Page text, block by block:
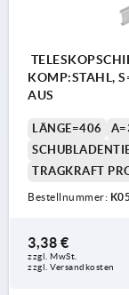
KOMP:STAHL,
AUS
LÄNGE=406
TRAGKRAFT
Bestellnummer:
3,38 €
zzgl. MwSt.
zzgl. Versandkosten